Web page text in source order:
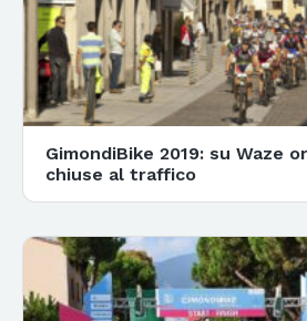
GimondiBike 2019: su Waze
chiuse al traffico